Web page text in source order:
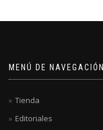
MENÚ DE NAVEGACIÓN
Tienda
Editoriales